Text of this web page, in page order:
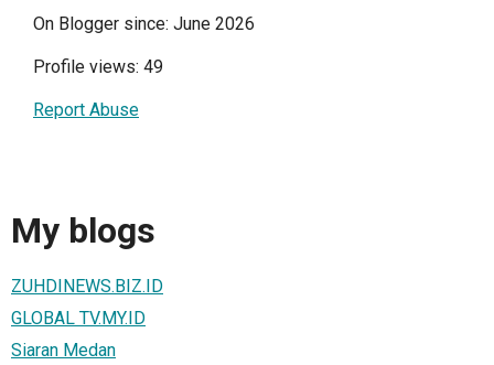
On Blogger since: June 2026
Profile views: 49
Report Abuse
My blogs
ZUHDINEWS.BIZ.ID
GLOBAL TV.MY.ID
Siaran Medan